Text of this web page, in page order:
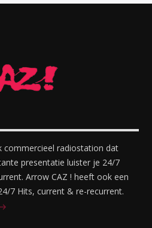
commercieel radiostation dat
presentatie luister je 24/7
Arrow CAZ ! heeft ook een
7 Hits, current & re-recurrent.